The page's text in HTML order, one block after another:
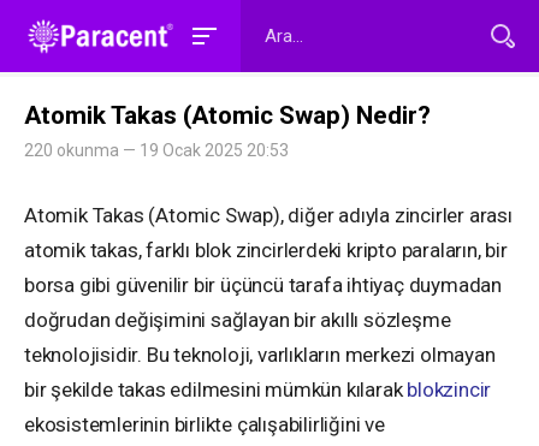
Atomik Takas (Atomic Swap) Nedir?
220 okunma — 19 Ocak 2025 20:53
Atomik Takas (Atomic Swap), diğer adıyla zincirler arası
atomik takas, farklı blok zincirlerdeki kripto paraların, bir
borsa gibi güvenilir bir üçüncü tarafa ihtiyaç duymadan
doğrudan değişimini sağlayan bir akıllı sözleşme
teknolojisidir. Bu teknoloji, varlıkların merkezi olmayan
bir şekilde takas edilmesini mümkün kılarakblokzincir
ekosistemlerinin birlikte çalışabilirliğini ve